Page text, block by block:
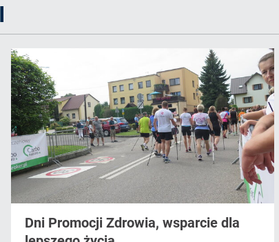
Dni Promocji Zdrowia, wsparcie dla